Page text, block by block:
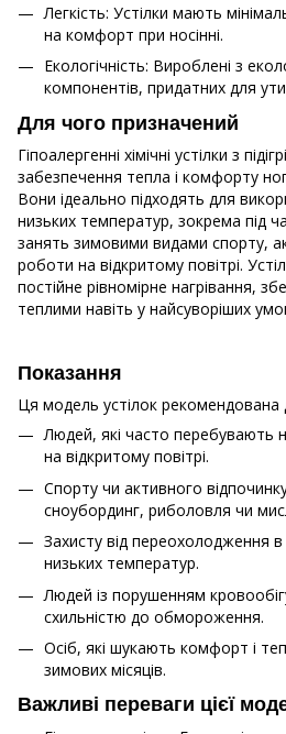
Легкість: Устілки мають
на комфорт при носінні.
Екологічність: Вироблені з
компонентів, придатних для
Для чого призначений
Гіпоалергенні хімічні устілки з
забезпечення тепла і комфорту
Вони ідеально підходять для
низьких температур, зокрема під
занять зимовими видами спорту,
роботи на відкритому повітрі.
постійне рівномірне нагрівання,
теплими навіть у найсуворіших
Показання
Ця модель устілок рекомендована
Людей, які часто перебувають
на відкритому повітрі.
Спорту чи активного
сноубординг, риболовля чи
Захисту від переохолодження
низьких температур.
Людей із порушенням
схильністю до обмороження.
Осіб, які шукають комфорт і
зимових місяців.
Важливі переваги цієї